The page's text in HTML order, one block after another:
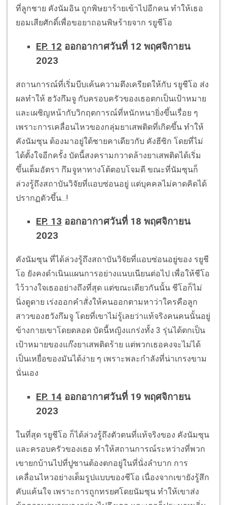
ที่ลูกชาย คังนัมอิน ถูกพิษยาร้ายเข้าไปอีกคน ทำให้เธอ
ยอมเสียศักดิ์เพื่อขอยาถอนพิษร้ายจาก รยูชีโอ
EP. 12 ออกอากาศวันที่ 12 พฤศจิกายน
2023
สถานการณ์ที่เริ่มบีบเค้นความตึงเครียดให้กับ รยูชีโอ ส่ง
ผลทำให้ ฮวังกึมจู กับครอบครัวของเธอตกเป็นเป้าหมาย
และเผชิญหน้ากับวิกฤตการณ์ที่หนักหนายิ่งขึ้นเรื่อย ๆ
เพราะการเคลื่อนไหวของกลุ่มยาเสพติดที่เกิดขึ้น ทำให้
คังนัมซุน ต้องมาอยู่ใต้ชายคาเดียวกับ คังฮีซิก โดยที่ไม่
ได้ตั้งใจอีกครั้ง บัดนี้สงครามกวาดล้างยาเสพติดได้เริ่ม
ขึ้นเต็มอัตรา กึมจูหาทางโต้ตอบโจมดี ขณะที่นัมซุนก็
ล่วงรู้ถึงสถาบันวิจัยที่แอบซ่อนอยู่ แต่บุคคลไม่คาดคิดได้
ปรากฏตัวขึ้น...!
EP. 13 ออกอากาศวันที่ 18 พฤศจิกายน
2023
คังนัมซุน ที่ได้ล่วงรู้ถึงสถาบันวิจัยที่แอบซ่อนอยู่ของ รยูชี
โอ ยังคงดำเนินแผนการอย่างแนบเนียนต่อไป เพื่อให้ชีโอ
ไว้วางใจเธออย่างถึงที่สุด แต่ขณะเดียวกันนั้น ชีโอก็ไม่
นิ่งดูดาย เร่งออกคำสั่งให้คนออกตามหาว่าใครคือลูก
สาวของฮวังกึมจู โดยที่เขาไม่รู้เลยว่าแท้จริงคนคนนั้นอยู่
ข้างกายเขาโดยตลอด บัดนี้หญิงแกร่งทั้ง 3 รุ่นได้ตกเป็น
เป้าหมายของแก๊งยาเสพติดร้าย แต่พวกเธอคงจะไม่ได้
เป็นเหยื่อของมันได้ง่าย ๆ เพราะพละกำลังที่น่าเกรงขาม
นั่นเอง
EP. 14 ออกอากาศวันที่ 19 พฤศจิกายน
2023
ในที่สุด รยูชีโอ ก็ได้ล่วงรู้ถึงตัวตนที่แท้จริงของ คังนัมซุน
และครอบครัวของเธอ ทำให้สถานการณ์ระหว่างที่พวก
เขายกบ้านไปที่ปูซานต้องตกอยู่ในที่นั่งลำบาก การ
เคลื่อนไหวอย่างเต็มรูปแบบของชีโอ เนื่องจากเขายังรู้สึก
คับแค้นใจ เพราะการถูกทรยศโดยนัมซุน ทำให้เขาส่ง